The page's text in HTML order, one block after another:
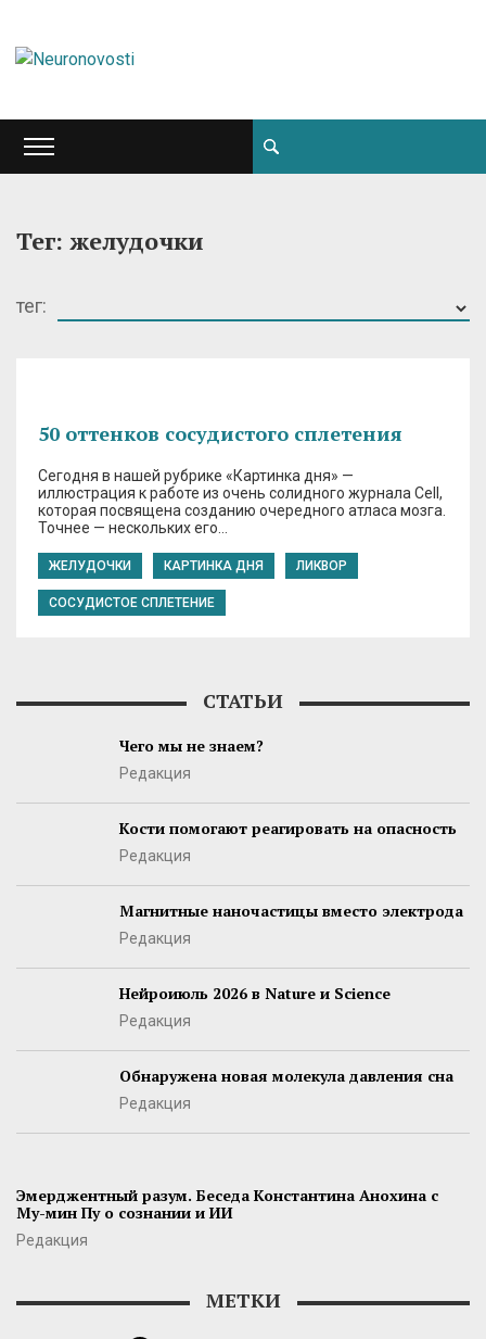
Тег: желудочки
тег:
50 оттенков сосудистого сплетения
Сегодня в нашей рубрике «Картинка дня» —
иллюстрация к работе из очень солидного журнала Cell,
которая посвящена созданию очередного атласа мозга.
Точнее — нескольких его…
ЖЕЛУДОЧКИ КАРТИНКА ДНЯ ЛИКВОР
СОСУДИСТОЕ СПЛЕТЕНИЕ
СТАТЬИ
Чего мы не знаем?
Редакция
Кости помогают реагировать на опасность
Редакция
Магнитные наночастицы вместо электрода
Редакция
Нейроиюль 2026 в Nature и Science
Редакция
Обнаружена новая молекула давления сна
Редакция
Эмерджентный разум. Беседа Константина Анохина с
Му-мин Пу о сознании и ИИ
Редакция
МЕТКИ